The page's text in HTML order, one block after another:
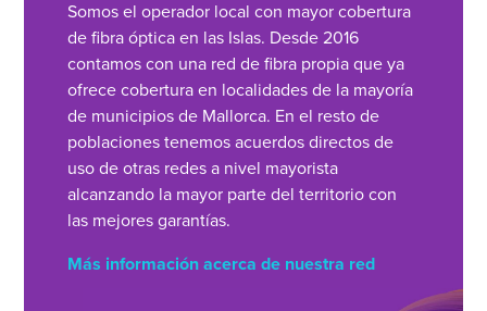
Somos el operador local con mayor cobertura
de fibra óptica en las Islas. Desde 2016
contamos con una red de fibra propia que ya
ofrece cobertura en localidades de la mayoría
de municipios de Mallorca. En el resto de
poblaciones tenemos acuerdos directos de
uso de otras redes a nivel mayorista
alcanzando la mayor parte del territorio con
las mejores garantías.
Más información acerca de nuestra red